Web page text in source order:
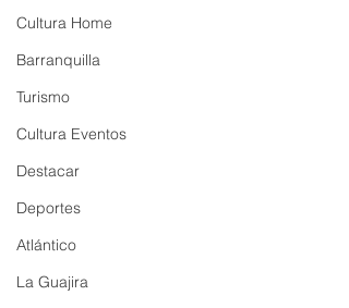
Cultura Home
Barranquilla
Turismo
Cultura Eventos
Destacar
Deportes
Atlántico
La Guajira